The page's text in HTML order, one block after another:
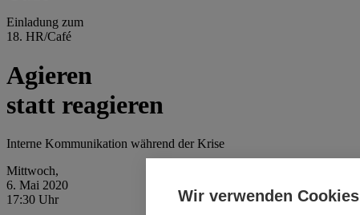
Einladung zum
18. HR/Café
Agieren
statt reagieren
Interne Kommunikation während der Krise
Mittwoch,
6. Mai 2020
17:30 Uhr
Wir verwenden Cookies